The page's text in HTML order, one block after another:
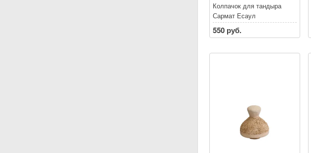
Колпачок для тандыра
Сармат Есаул
550 руб.